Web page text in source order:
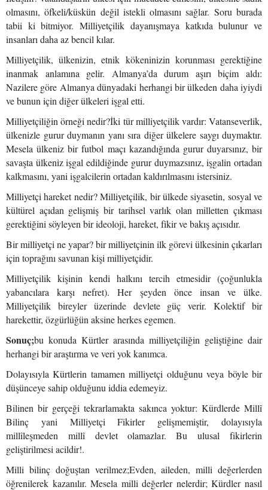
olmasını, öfkeli/küskün değil istekli olmasını sağlar. Soru burada
tabii ki bitmiyor. Milliyetçilik dayanışmaya katkıda bulunur ve
insanları daha az bencil kılar.
Milliyetçilik, ülkenizin, etnik kökeninizin korunması gerektiğine
inanmak anlamına gelir. Almanya’da durum aşırı biçim aldı:
Nazilere göre Almanya dünyadaki herhangi bir ülkeden daha iyiydi
ve bunun için diğer ülkeleri işgal etti.
Milliyetçiliğin örneği nedir?İki tür milliyetçilik vardır: Vatanseverlik,
ülkenizle gurur duymanın yanı sıra diğer ülkelere saygı duymaktır.
Mesela ülkeniz bir futbol maçı kazandığında gurur duyarsınız, bir
savaşta ülkeniz işgal edildiğinde gurur duymazsınız, işgalin ortadan
kalkmasını, yani işgalcilerin ortadan kaldırılmasını istersiniz.
Milliyetçi hareket nedir? Milliyetçilik, bir ülkede siyasetin, sosyal ve
kültürel açıdan gelişmiş bir tarihsel varlık olan milletten çıkması
gerektiğini söyleyen bir ideoloji, hareket, fikir ve bakış açısıdır.
Bir milliyetçi ne yapar? bir milliyetçinin ilk görevi ülkesinin çıkarları
için toprağını savunan kişi milliyetçidir.
Milliyetçilik kişinin kendi halkını tercih etmesidir (çoğunlukla
yabancılara karşı nefret). Her şeyden önce insan ve ülke.
Milliyetçilik bireyler üzerinde devlete güç verir. Kolektif bir
harekettir, özgürlüğün aksine herkes egemen.
Sonuç;bu konuda Kürtler arasında milliyetçiliğin geliştiğine dair
herhangi bir araştırma ve veri yok kanımca.
Dolayısıyla Kürtlerin tamamen milliyetçi olduğunu veya böyle bir
düşünceye sahip olduğunu iddia edemeyiz.
Bilinen bir gerçeği tekrarlamakta sakınca yoktur: Kürdlerde Millî
Bilinç yani Milliyetçi Fikirler gelişmemiştir, dolayısıyla
millîleşmeden millî devlet olamazlar. Bu ulusal fikirlerin
geliştirilmesi acildir!.
Milli bilinç doğuştan verilmez;Evden, aileden, milli değerlerden
öğrenilerek kazanılır. Mesela milli değerler nelerdir; Kürdler nasıl